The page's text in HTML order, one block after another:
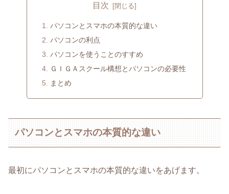
目次
パソコンとスマホの本質的な違い
パソコンの利点
パソコンを使うことのすすめ
ＧＩＧＡスクール構想とパソコンの必要性
まとめ
パソコンとスマホの本質的な違い
最初にパソコンとスマホの本質的な違いをあげます。